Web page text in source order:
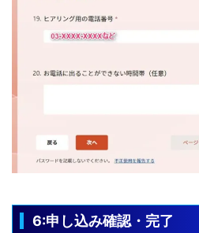
6:申し込み確認・完了